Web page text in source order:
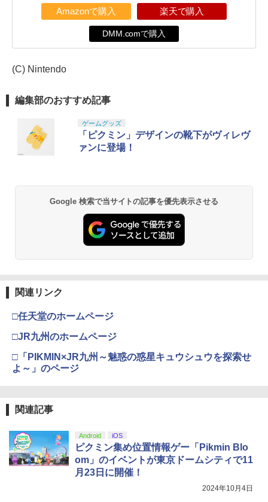
Amazonで購入 楽天で購入
DMM.comで購入
(C) Nintendo
編集部のおすすめ記事
ゲームグッズ
「ピクミン」デザインの靴下がヴィレヴ
ァンに登場！
Google 検索で当サイトの記事を優先表示させる
関連リンク
□任天堂のホームページ
□JR九州のホームページ
□「PIKMIN×JR九州～魅惑の惑星キュウシュウを探索せ
よ～」のページ
関連記事
Android iOS
ピクミン集め位置情報ゲー「Pikmin Blo
om」のイベントが東京ドームシティで11
月23日に開催！
2024年10月4日